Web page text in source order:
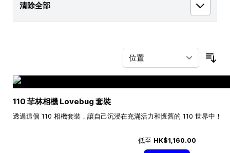
清除全部
110 菲林相機 Lovebug 套裝
透過這個 110 相機套裝，讓自己沉浸在充滿活力和懷舊的 110 世界中！
低至 HK$1,160.00